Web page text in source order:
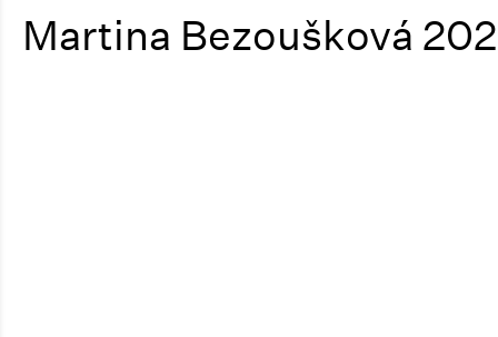
Martina Bezoušková